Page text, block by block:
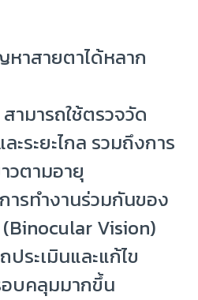
าสายตาได้หลาก
ามารถใช้ตรวจวัด
ะระยะไกล รวมถึงการ
วตามอายุ
ารทำงานร่วมกันของ
Vision)
ระเมินและแก้ไข
บคลุมมากขึ้น